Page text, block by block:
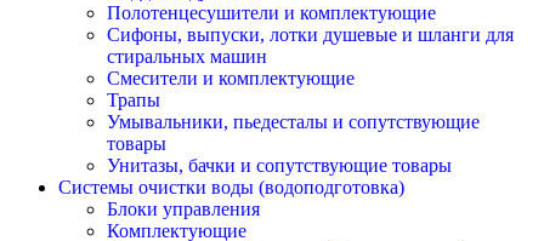
Полотенцесушители и комплектующие
Сифоны, выпуски, лотки душевые и шланги для
стиральных машин
Смесители и комплектующие
Трапы
Умывальники, пьедесталы и сопутствующие
товары
Унитазы, бачки и сопутствующие товары
Системы очистки воды (водоподготовка)
Блоки управления
Комплектующие